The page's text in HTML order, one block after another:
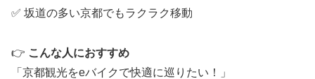
✅ 坂道の多い京都でもラクラク移動
👉 こんな人におすすめ
「京都観光をeバイクで快適に巡りたい！」